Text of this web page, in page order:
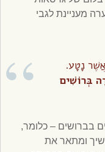
מעניינת לגבי
נָטָע.
בְּרוֹשִׁים
בברושים – כלומר,
ומתאר את